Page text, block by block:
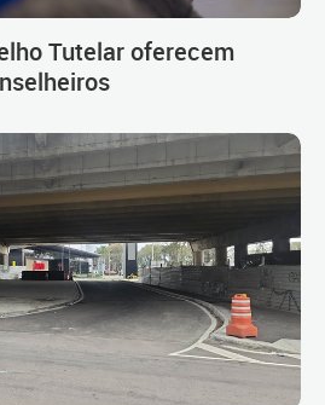
Tutelar oferecem